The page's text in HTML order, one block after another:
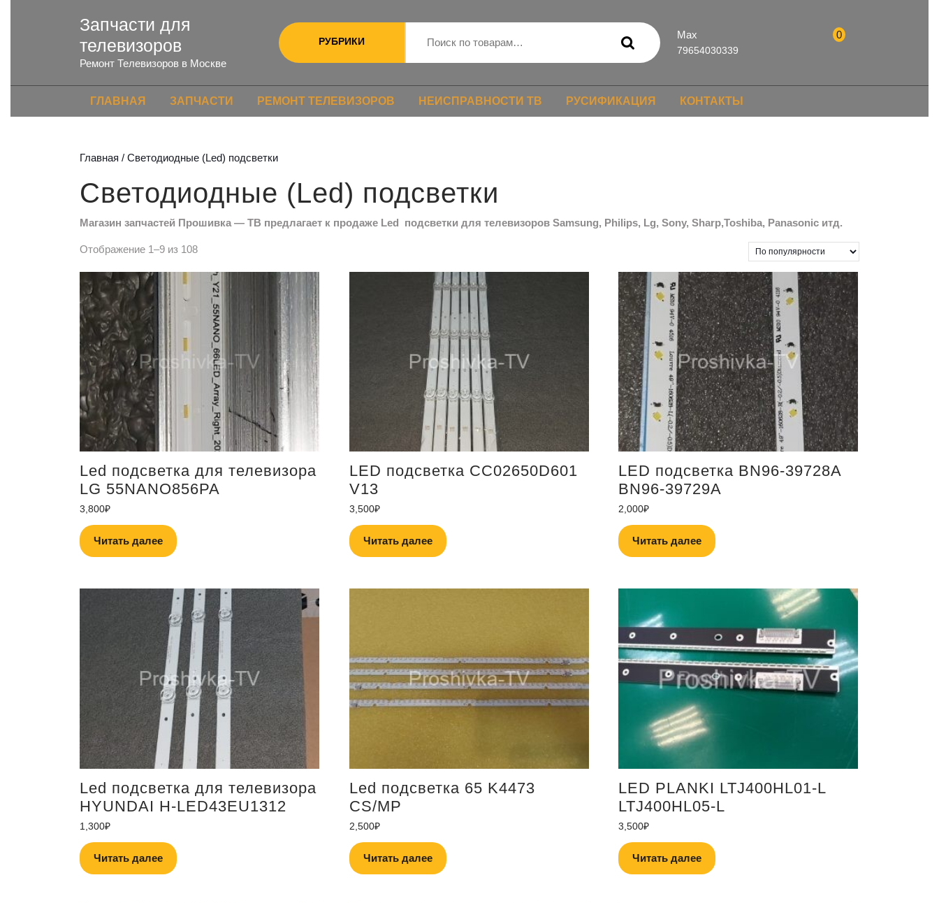
Запчасти для
телевизоров
Ремонт Телевизоров в Москве
РУБРИКИ
Max
79654030339
0
ГЛАВНАЯ ЗАПЧАСТИ РЕМОНТ ТЕЛЕВИЗОРОВ НЕИСПРАВНОСТИ ТВ РУСИФИКАЦИЯ КОНТАКТЫ
Главная / Светодиодные (Led) подсветки
Светодиодные (Led) подсветки
Магазин запчастей Прошивка — ТВ предлагает к продаже Led подсветки для телевизоров Samsung, Philips, Lg, Sony, Sharp,Toshiba, Panasonic итд.
Отображение 1–9 из 108
Led подсветка для телевизора
LG 55NANO856PA
3,800₽
Читать далее
LED подсветка CC02650D601
V13
3,500₽
Читать далее
LED подсветка BN96-39728A
BN96-39729A
2,000₽
Читать далее
Led подсветка для телевизора
HYUNDAI H-LED43EU1312
1,300₽
Читать далее
Led подсветка 65 K4473
CS/MP
2,500₽
Читать далее
LED PLANKI LTJ400HL01-L
LTJ400HL05-L
3,500₽
Читать далее